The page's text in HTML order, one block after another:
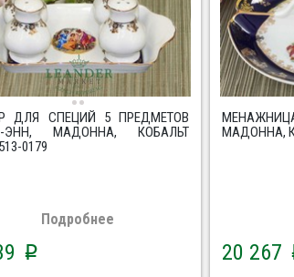
ДЛЯ СПЕЦИЙ 5 ПРЕДМЕТОВ
ЭНН, МАДОННА, КОБАЛЬТ
0179
Подробнее
p
МАДОННА,
20 267